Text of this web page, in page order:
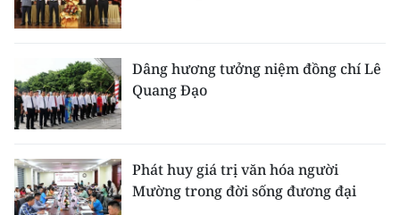
Dâng hương tưởng niệm đồng chí Lê
Quang Đạo
Phát huy giá trị văn hóa người
Mường trong đời sống đương đại